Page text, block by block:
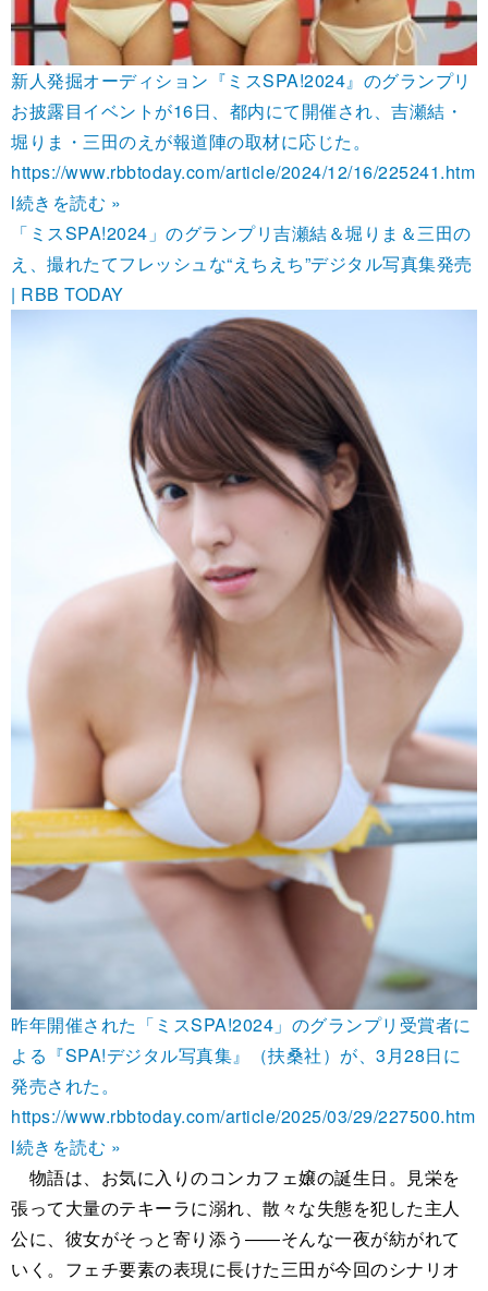
新人発掘オーディション『ミスSPA!2024』のグランプリ
お披露目イベントが16日、都内にて開催され、吉瀬結・
堀りま・三田のえが報道陣の取材に応じた。
https://www.rbbtoday.com/article/2024/12/16/225241.htm
l続きを読む »
「ミスSPA!2024」のグランプリ吉瀬結＆堀りま＆三田の
え、撮れたてフレッシュな“えちえち”デジタル写真集発売
| RBB TODAY
昨年開催された「ミスSPA!2024」のグランプリ受賞者に
よる『SPA!デジタル写真集』（扶桑社）が、3月28日に
発売された。
https://www.rbbtoday.com/article/2025/03/29/227500.htm
l続きを読む »
物語は、お気に入りのコンカフェ嬢の誕生日。見栄を
張って大量のテキーラに溺れ、散々な失態を犯した主人
公に、彼女がそっと寄り添う――そんな一夜が紡がれて
いく。フェチ要素の表現に長けた三田が今回のシナリオ